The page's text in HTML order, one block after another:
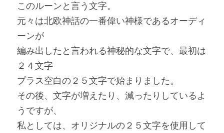
このルーンと言う文字。
元々は北欧神話の一番偉い神様であるオーディ
ーンが
編み出したと言われる神秘的な文字で、最初は
２４文字
プラス空白の２５文字で始まりました。
その後、文字が増えたり、減ったりしているよ
うですが、
私としては、オリジナルの２５文字を使用して